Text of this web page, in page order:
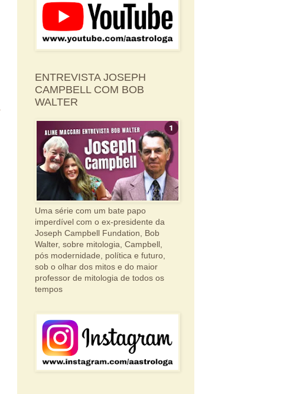
ENTREVISTA JOSEPH
CAMPBELL COM BOB
WALTER
Uma série com um bate papo
imperdível com o ex-presidente da
Joseph Campbell Fundation, Bob
Walter, sobre mitologia, Campbell,
pós modernidade, política e futuro,
sob o olhar dos mitos e do maior
professor de mitologia de todos os
tempos